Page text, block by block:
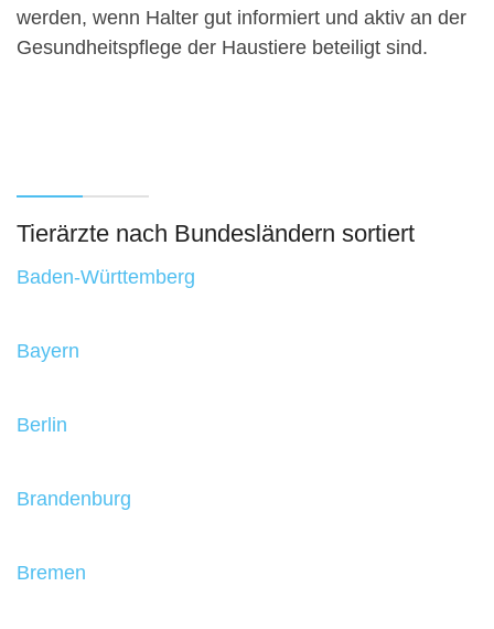
werden, wenn Halter gut informiert und aktiv an der
Gesundheitspflege der Haustiere beteiligt sind.
Tierärzte nach Bundesländern sortiert
Baden-Württemberg
Bayern
Berlin
Brandenburg
Bremen